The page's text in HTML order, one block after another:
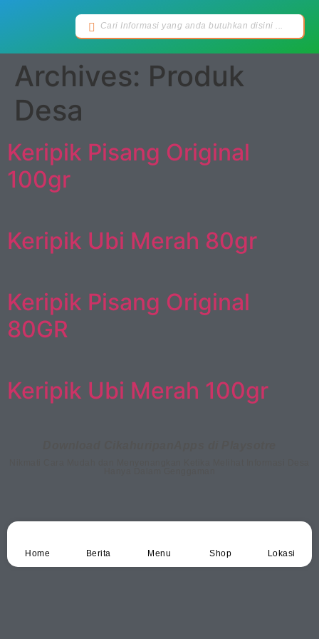
Archives: Produk
Desa
Keripik Pisang Original
100gr
Keripik Ubi Merah 80gr
Keripik Pisang Original
80GR
Keripik Ubi Merah 100gr
Home Berita Menu Shop Lokasi